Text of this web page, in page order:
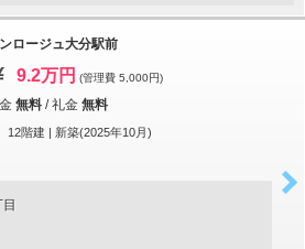
ロージュ大分駅前
9.2万円 (管理費 5,000円)
無料 /礼金 無料
12階建 | 新築(2025年10月)